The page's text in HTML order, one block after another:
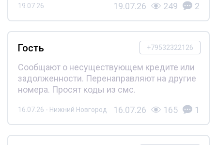
19.07.26 19.07.26 249 2
+79532322126
Гость
Сообщают о несуществующем кредите или
задолженности. Перенаправляют на другие
номера. Просят коды из смс.
16.07.26 - Нижний Новгород 16.07.26 165 1